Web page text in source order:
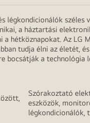
széles
a háztartási
a hétköznapokat. Az
tudja élni az életét,
bocsátják a technológia
Szórakoztató
eszközök,
légkondicionálók,